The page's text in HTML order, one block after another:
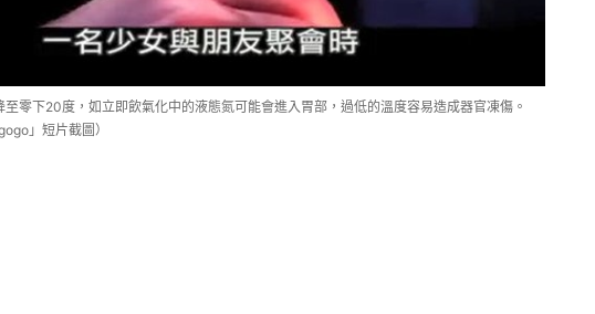
零下20度，如立即飲氣化中的液態氮可能會進入胃部，過低的溫度容易造成器官凍傷。
」短片截圖）